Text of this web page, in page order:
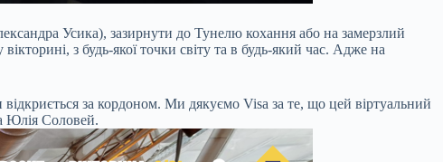
Усика), зазирнути до Тунелю кохання або на замерзлий
з будь-якої точки світу та в будь-який час. Адже на
за кордоном. Ми дякуємо Visa за те, що цей віртуальний
Юлія Соловей.